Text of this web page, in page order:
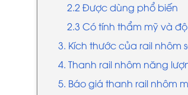
2.2 Được dùng phổ biến
2.3 Có tính thẩm mỹ và
3. Kích thước của rail nhôm
4. Thanh rail nhôm năng
5. Báo giá thanh rail nhôm